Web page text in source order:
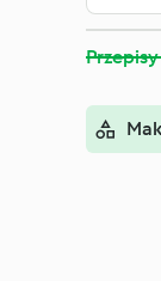
Przepisy